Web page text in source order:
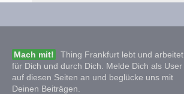
Mach mit!
Thing Frankfurt lebt und arbeitet
für Dich und durch Dich. Melde Dich als User
auf diesen Seiten an und beglücke uns mit
Deinen Beiträgen.